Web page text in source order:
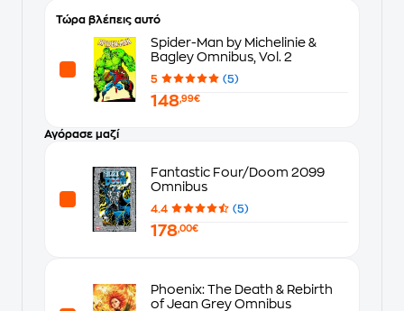
Τώρα βλέπεις αυτό
Spider-Man by Michelinie &
Bagley Omnibus, Vol. 2
5 (5)
148,99€
Αγόρασε μαζί
Fantastic Four/Doom 2099
Omnibus
4.4 (5)
178,00€
Phoenix: The Death & Rebirth
of Jean Grey Omnibus